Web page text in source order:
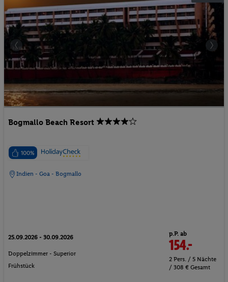
Bogmallo Beach Resort
100%
Indien - Goa - Bogmallo
25.09.2026 - 30.09.2026
Doppelzimmer - Superior
Frühstück
p.P. ab
154.-
2 Pers. / 5 Nächte
/ 308 € Gesamt